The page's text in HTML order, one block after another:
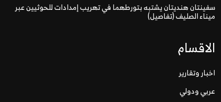
سفينتان هنديتان يشتبه بتورطهما في تهريب إمدادات للحوثيين عبر
ميناء الصليف (تفاصيل)
الاقسام
اخبار وتقارير
عربي ودولي